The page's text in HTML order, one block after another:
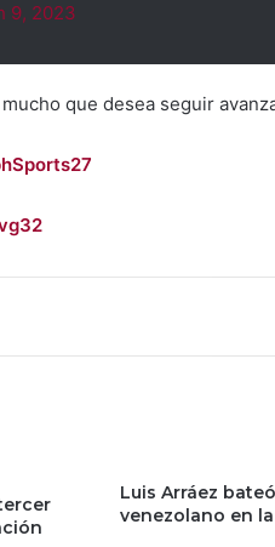
9, 2023
que desea seguir
Luis Arráez
venezolano en